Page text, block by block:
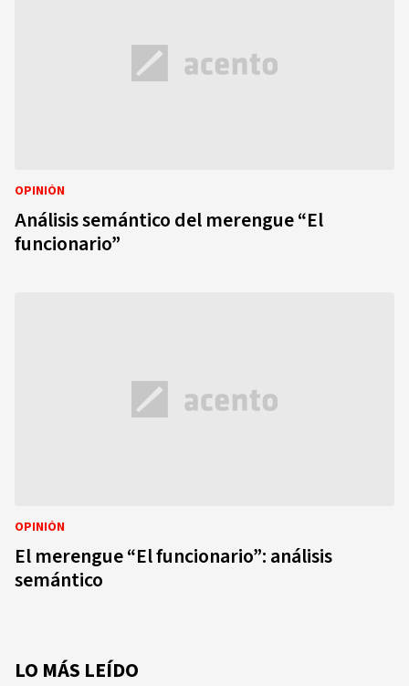
OPINIÓN
Análisis semántico del merengue “El
funcionario”
OPINIÓN
El merengue “El funcionario”: análisis
semántico
LO MÁS LEÍDO